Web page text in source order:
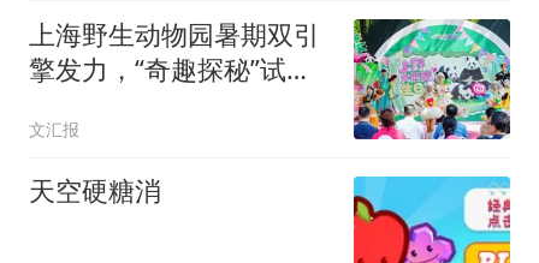
上海野生动物园暑期双引
擎发力，“奇趣探秘”试运
振
文汇报
天空硬糖消